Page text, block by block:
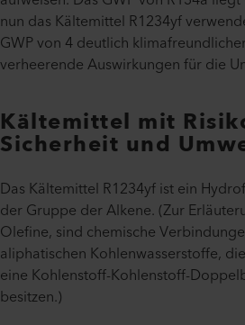
nun das Kältemittel R1234yf
GWP von 4 deutlich
verheerende Auswirkungen für die
Kältemittel mit
Sicherheit und
Das Kältemittel R1234yf ist ein
der Gruppe der Alkene. (Zur
Olefine, sind chemische
aliphatischen Kohlenwasserstoffe,
eine Kohlenstoff-Kohlenstoff-
besitzen.)